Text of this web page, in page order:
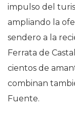
impulso del
ampliando la
sendero a la
Ferrata de
cientos de
combinan
Fuente.